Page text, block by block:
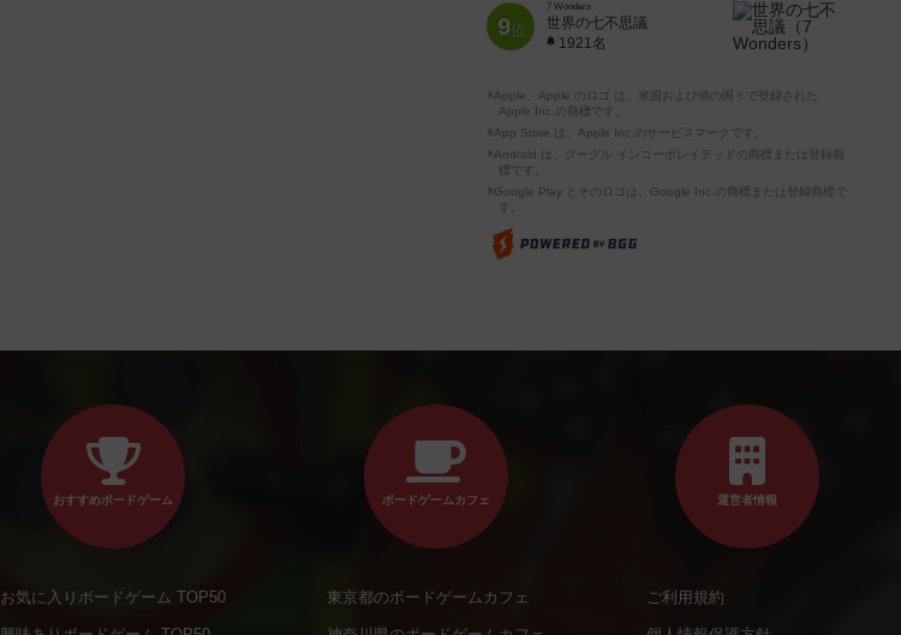
9位
7 Wonders
世界の七不思議
1921名
※Apple、Apple のロゴ は、米国および他の国々で登録された
Apple Inc.の商標です。
※App Store は、Apple Inc.のサービスマークです。
※Android は、グーグル インコーポレイテッドの商標または登録商
標です。
※Google Play とそのロゴは、Google Inc.の商標または登録商標で
す。
おすすめボードゲーム
お気に入りボードゲーム TOP50
ボードゲームカフェ
東京都のボードゲームカフェ
運営者情報
ご利用規約